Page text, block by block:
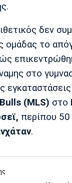
Παρί Σεν
Ζερμέν
δεν
ομάδας το
στο
(MLS) στο
περίπου 50
.